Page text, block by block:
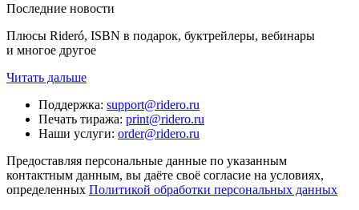
Последние новости
Плюсы Rideró, ISBN в подарок, буктрейлеры, вебинары
и многое другое
Читать дальше
Поддержка: support@ridero.ru
Печать тиража: print@ridero.ru
Наши услуги: order@ridero.ru
Предоставляя персональные данные по указанным
контактным данным, вы даёте своё согласие на условиях,
определенных Политикой обработки персональных данных